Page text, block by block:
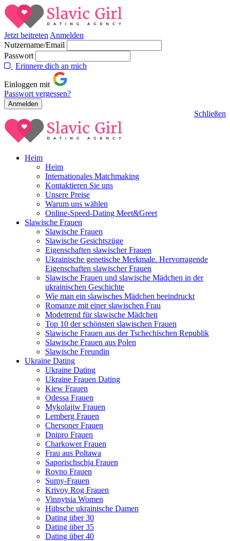
Jetzt beitreten Anmelden
Nutzername/Email
Passwort
Erinnere dich an mich
Einloggen mit
Passwort vergessen?
Schließen
Heim
Heim
Internationales Matchmaking
Kontaktieren Sie uns
Unsere Preise
Warum uns wählen
Online-Speed-Dating Meet&Greet
Slawische Frauen
Slawische Frauen
Slawische Gesichtszüge
Eigenschaften slawischer Frauen
Ukrainische genetische Merkmale. Hervorragende
Eigenschaften slawischer Frauen
Slawische Frauen und slawische Mädchen in der
ukrainischen Geschichte
Wie man ein slawisches Mädchen beeindruckt
Romanze mit einer slawischen Frau
Modetrend für slawische Mädchen
Top 10 der schönsten slawischen Frauen
Slawische Frauen aus der Tschechischen Republik
Slawische Frauen aus Polen
Slawische Freundin
Ukraine Dating
Ukraine Dating
Ukraine Frauen Dating
Kiew Frauen
Odessa Frauen
Mykolajiw Frauen
Lemberg Frauen
Chersoner Frauen
Dnipro Frauen
Charkower Frauen
Frau aus Poltawa
Saporischschja Frauen
Rovno Frauen
Sumy-Frauen
Krivoy Rog Frauen
Vinnytsia Women
Hübsche ukrainische Damen
Dating über 30
Dating über 35
Dating über 40